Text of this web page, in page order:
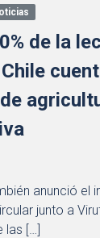
de la
anunció el
junto a
las […]